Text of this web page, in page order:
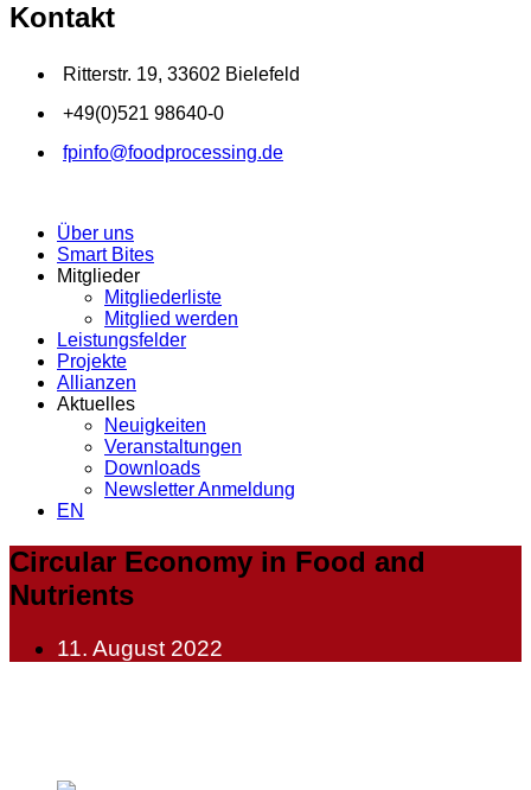
Kontakt
Ritterstr. 19, 33602 Bielefeld
+49(0)521 98640-0
fpinfo@foodprocessing.de
Über uns
Smart Bites
Mitglieder
Mitgliederliste
Mitglied werden
Leistungsfelder
Projekte
Allianzen
Aktuelles
Neuigkeiten
Veranstaltungen
Downloads
Newsletter Anmeldung
EN
Circular Economy in Food and
Nutrients
11. August 2022